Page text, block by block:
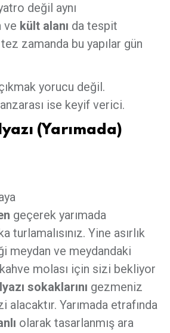
değil aynı
ve kült alanı da tespit
zamanda bu yapılar gün
yorucu değil.
ise keyif verici.
(Yarımada)
geçerek yarımada
turlamalısınız. Yine asırlık
meydan ve meydandaki
molası için sizi bekliyor
sokaklarını gezmeniz
alacaktır. Yarımada etrafında
olarak tasarlanmış ara